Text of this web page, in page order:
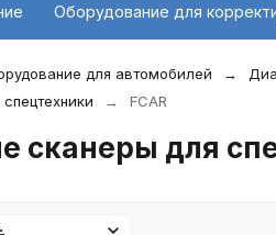
Оборудование для
для автомобилей
FCAR
сканеры для